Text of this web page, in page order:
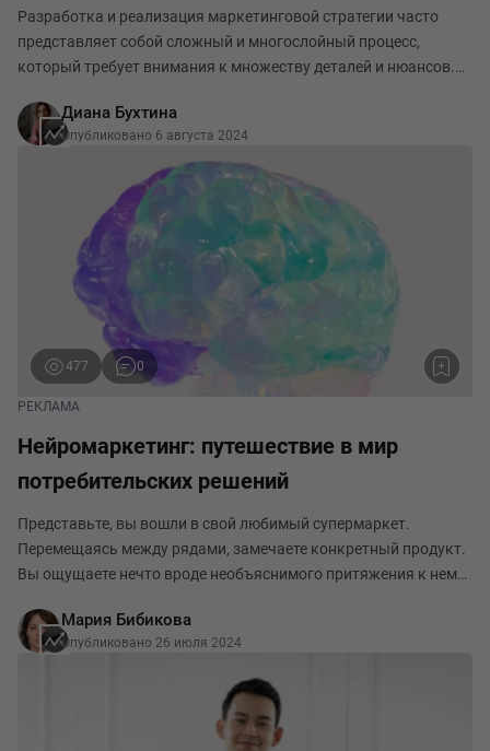
Разработка и реализация маркетинговой стратегии часто
представляет собой сложный и многослойный процесс,
который требует внимания к множеству деталей и нюансов.
случаются. Эти ошибки могут значительно снизи
Диана Бухтина
Опубликовано 6 августа 2024
477 0
РЕКЛАМА
Нейромаркетинг: путешествие в мир
потребительских решений
Представьте, вы вошли в свой любимый супермаркет.
Перемещаясь между рядами, замечаете конкретный продукт.
Вы ощущаете нечто вроде необъяснимого притяжения к нему,
раздумывая, помещаете в корзину. Этот
Мария Бибикова
Опубликовано 26 июля 2024